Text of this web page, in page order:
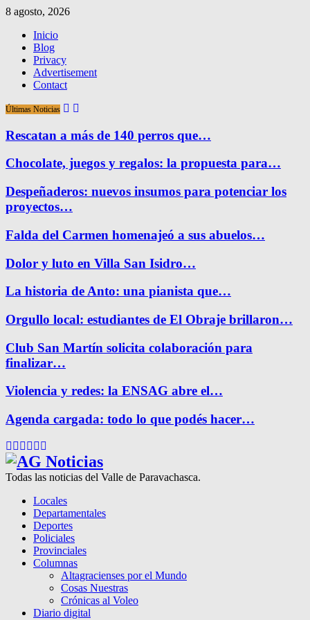
8 agosto, 2026
Inicio
Blog
Privacy
Advertisement
Contact
Últimas Noticias
Rescatan a más de 140 perros que…
Chocolate, juegos y regalos: la propuesta para…
Despeñaderos: nuevos insumos para potenciar los
proyectos…
Falda del Carmen homenajeó a sus abuelos…
Dolor y luto en Villa San Isidro…
La historia de Anto: una pianista que…
Orgullo local: estudiantes de El Obraje brillaron…
Club San Martín solicita colaboración para
finalizar…
Violencia y redes: la ENSAG abre el…
Agenda cargada: todo lo que podés hacer…
Facebook
Twitter
Instagram
Pinterest
Google
Todas las noticias del Valle de Paravachasca.
Locales
Departamentales
Deportes
Policiales
Provinciales
Columnas
Altagracienses por el Mundo
Cosas Nuestras
Crónicas al Voleo
Diario digital